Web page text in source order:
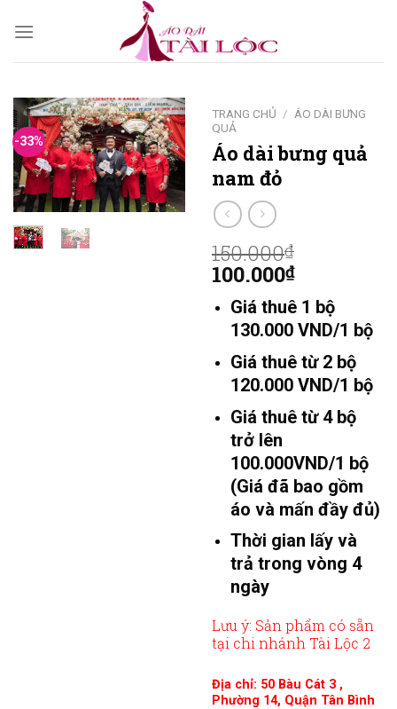
-33%
TRANG CHỦ / ÁO DÀI BƯNG
QUẢ
Áo dài bưng quả
nam đỏ
150.000₫
100.000₫
Giá thuê 1 bộ
130.000 VND/1 bộ
Giá thuê từ 2 bộ
120.000 VND/1 bộ
Giá thuê từ 4 bộ
trở lên
100.000VND/1 bộ
(Giá đã bao gồm
áo và mấn đầy đủ)
Thời gian lấy và
trả trong vòng 4
ngày
Lưu ý: Sản phẩm có sẵn
tại chi nhánh Tài Lộc 2
Địa chỉ: 50 Bàu Cát 3 ,
Phường 14, Quận Tân Bình